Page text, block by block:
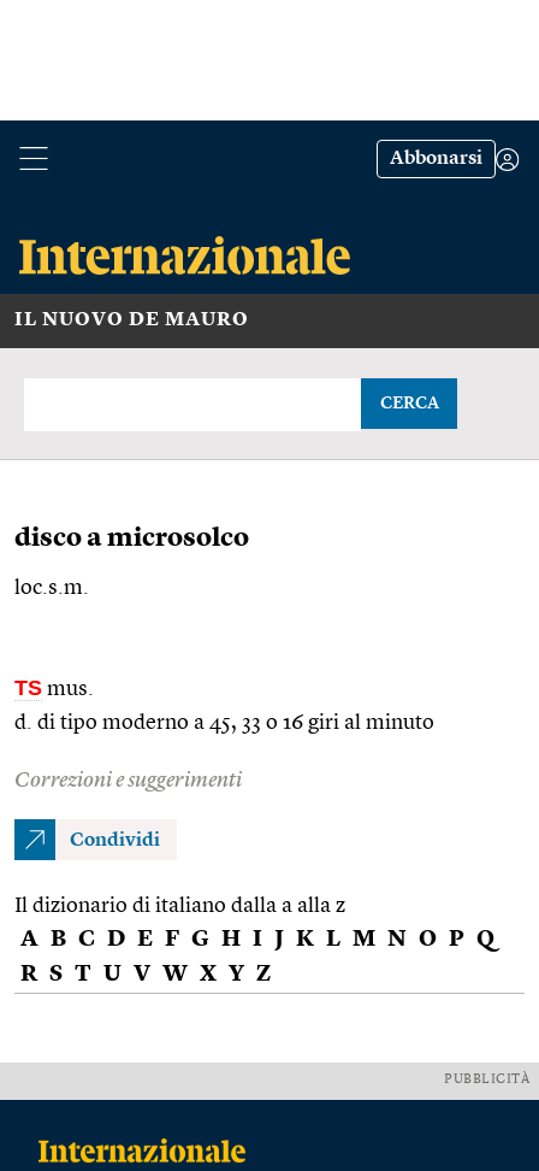
Abbonarsi
IL NUOVO DE MAURO
CERCA
disco a microsolco
loc.s.m.
TS mus.
d. di tipo moderno a 45, 33 o 16 giri al minuto
Correzioni e suggerimenti
Condividi
Il dizionario di italiano dalla a alla z
A B C D E F G H I J K L M N O P Q
R S T U V W X Y Z
PUBBLICITÀ